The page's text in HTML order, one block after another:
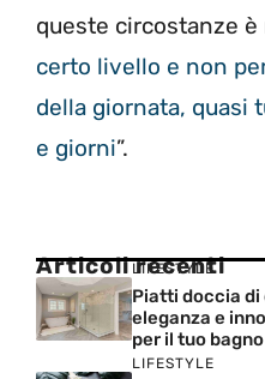
queste circostanze è
certo livello e non
della giornata, quasi
e giorni”.
Articoli recenti
LIFESTYLE
Piatti doccia di
eleganza e
per il tuo
LIFESTYLE